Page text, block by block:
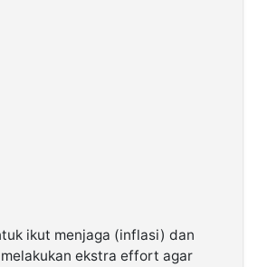
ikut menjaga (inflasi) dan
ekstra effort agar